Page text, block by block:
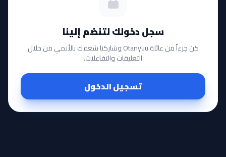
سجل دخولك لتنضم إلينا
كن جزءاً من عائلة Otanyuu وشاركنا شغفك بالأنمي من خلال
التعليقات والتفاعلات.
تسجيل الدخول